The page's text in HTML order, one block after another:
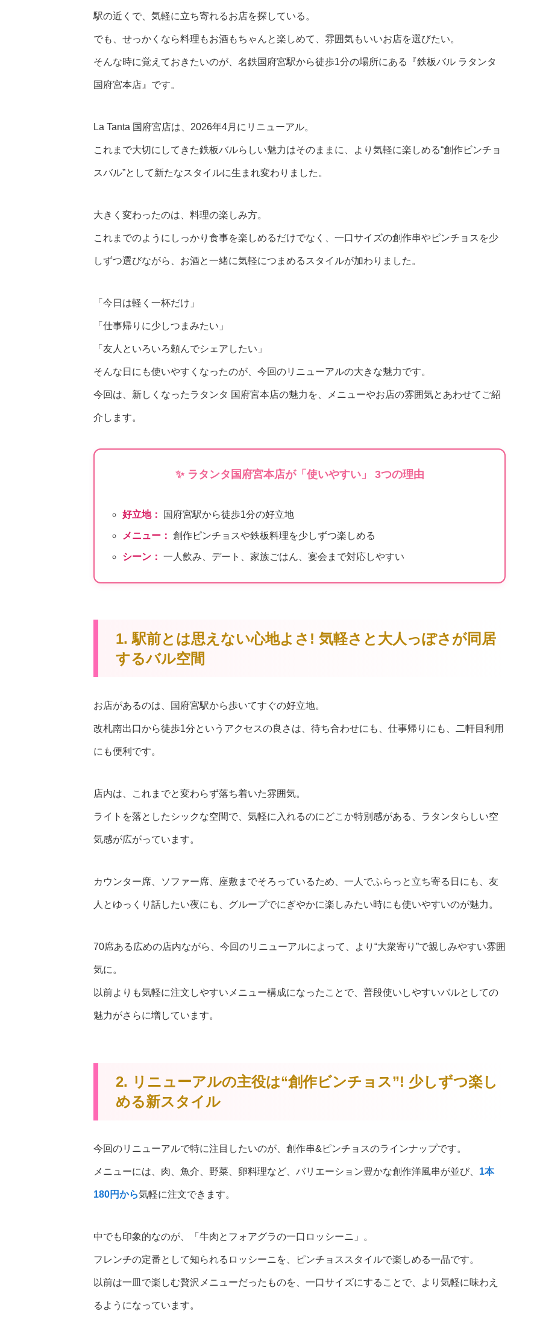
駅の近くで、気軽に立ち寄れるお店を探している。
でも、せっかくなら料理もお酒もちゃんと楽しめて、雰囲気もいいお店を選びたい。
そんな時に覚えておきたいのが、名鉄国府宮駅から徒歩1分の場所にある『鉄板バル ラタンタ
国府宮本店』です。
La Tanta 国府宮店は、2026年4月にリニューアル。
これまで大切にしてきた鉄板バルらしい魅力はそのままに、より気軽に楽しめる“創作ビンチョ
スバル”として新たなスタイルに生まれ変わりました。
大きく変わったのは、料理の楽しみ方。
これまでのようにしっかり食事を楽しめるだけでなく、一口サイズの創作串やピンチョスを少
しずつ選びながら、お酒と一緒に気軽につまめるスタイルが加わりました。
「今日は軽く一杯だけ」
「仕事帰りに少しつまみたい」
「友人といろいろ頼んでシェアしたい」
そんな日にも使いやすくなったのが、今回のリニューアルの大きな魅力です。
今回は、新しくなったラタンタ 国府宮本店の魅力を、メニューやお店の雰囲気とあわせてご紹
介します。
✨ ラタンタ国府宮本店が「使いやすい」 3つの理由
好立地： 国府宮駅から徒歩1分の好立地
メニュー： 創作ピンチョスや鉄板料理を少しずつ楽しめる
シーン： 一人飲み、デート、家族ごはん、宴会まで対応しやすい
1. 駅前とは思えない心地よさ! 気軽さと大人っぽさが同居
するバル空間
お店があるのは、国府宮駅から歩いてすぐの好立地。
改札南出口から徒歩1分というアクセスの良さは、待ち合わせにも、仕事帰りにも、二軒目利用
にも便利です。
店内は、これまでと変わらず落ち着いた雰囲気。
ライトを落としたシックな空間で、気軽に入れるのにどこか特別感がある、ラタンタらしい空
気感が広がっています。
カウンター席、ソファー席、座敷までそろっているため、一人でふらっと立ち寄る日にも、友
人とゆっくり話したい夜にも、グループでにぎやかに楽しみたい時にも使いやすいのが魅力。
70席ある広めの店内ながら、今回のリニューアルによって、より“大衆寄り”で親しみやすい雰囲
気に。
以前よりも気軽に注文しやすいメニュー構成になったことで、普段使いしやすいバルとしての
魅力がさらに増しています。
2. リニューアルの主役は“創作ビンチョス”! 少しずつ楽し
める新スタイル
今回のリニューアルで特に注目したいのが、創作串&ピンチョスのラインナップです。
メニューには、肉、魚介、野菜、卵料理など、バリエーション豊かな創作洋風串が並び、 1本
180円から気軽に注文できます。
中でも印象的なのが、「牛肉とフォアグラの一口ロッシーニ」。
フレンチの定番として知られるロッシーニを、ピンチョススタイルで楽しめる一品です。
以前は一皿で楽しむ贅沢メニューだったものを、一口サイズにすることで、より気軽に味わえ
るようになっています。